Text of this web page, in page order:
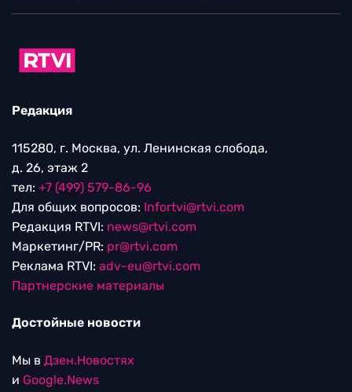
Редакция
115280, г. Москва, ул. Ленинская слобода,
д. 26, этаж 2
тел: +7 (499) 579-86-96
Для общих вопросов: Infortvi@rtvi.com
Редакция RTVI: news@rtvi.com
Маркетинг/PR: pr@rtvi.com
Реклама RTVI: adv-eu@rtvi.com
Партнерские материалы
Достойные новости
Мы в Дзен.Новостях
и Google.News